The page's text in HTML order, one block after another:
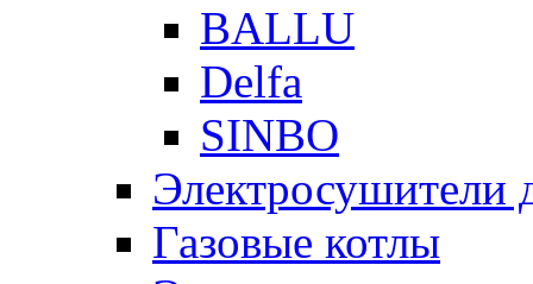
BALLU
Delfa
SINBO
Электросушители
Газовые котлы